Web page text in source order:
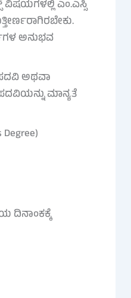
ವಿಷಯಗಳಲ್ಲಿ ಎಂ.ಎಸ್ಸಿ
ಅನುಭವ
ಪದವಿ ಅಥವಾ
ಮಾನ್ಯತೆ
ದಿನಾಂಕಕ್ಕೆ